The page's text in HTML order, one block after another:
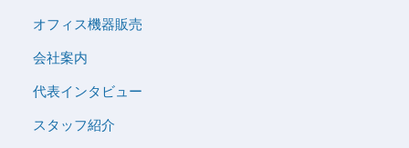
オフィス機器販売
会社案内
代表インタビュー
スタッフ紹介